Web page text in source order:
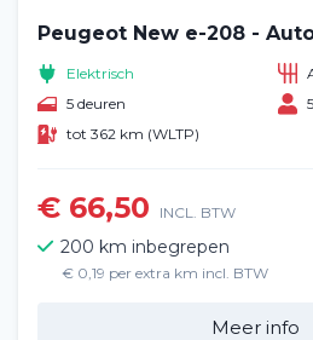
Peugeot New e-208 -
Elektrisch
5 deuren
tot 362 km (WLTP)
€ 66,50 INCL. BTW
200 km inbegrepen
€ 0,19 per extra km incl. BTW
Meer info